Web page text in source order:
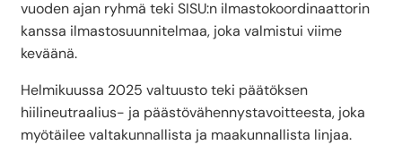
vuoden ajan ryhmä teki SISU:n ilmastokoordinaattorin
kanssa ilmastosuunnitelmaa, joka valmistui viime
keväänä.
Helmikuussa 2025 valtuusto teki päätöksen
hiilineutraalius- ja päästövähennystavoitteesta, joka
myötäilee valtakunnallista ja maakunnallista linjaa.